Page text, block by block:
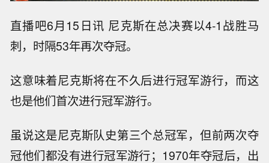
直播吧6月15日讯 尼克斯在总决赛以4-1战胜马
刺，时隔53年再次夺冠。
这意味着尼克斯将在不久后进行冠军游行，而这
也是他们首次进行冠军游行。
虽说这是尼克斯队史第三个总冠军，但前两次夺
冠他们都没有进行冠军游行；1970年夺冠后，出